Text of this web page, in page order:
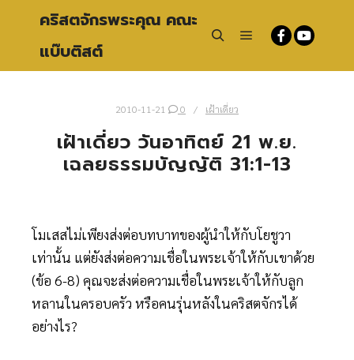
คริสตจักรพระคุณ คณะ
แบ๊บติสต์
2010-11-21 0 เฝ้าเดี่ยว
เฝ้าเดี่ยว วันอาทิตย์ 21 พ.ย.
เฉลยธรรมบัญญัติ 31:1-13
โมเสสไม่เพียงส่งต่อบทบาทของผู้นำให้กับโยชูวา
เท่านั้น แต่ยังส่งต่อความเชื่อในพระเจ้าให้กับเขาด้วย
(ข้อ 6-8) คุณจะส่งต่อความเชื่อในพระเจ้าให้กับลูก
หลานในครอบครัว หรือคนรุ่นหลังในคริสตจักรได้
อย่างไร?